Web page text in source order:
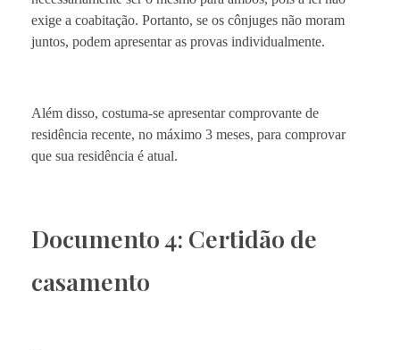
exige a coabitação. Portanto, se os cônjuges não moram
juntos, podem apresentar as provas individualmente.
Além disso, costuma-se apresentar comprovante de
residência recente, no máximo 3 meses, para comprovar
que sua residência é atual.
Documento 4: Certidão de
casamento